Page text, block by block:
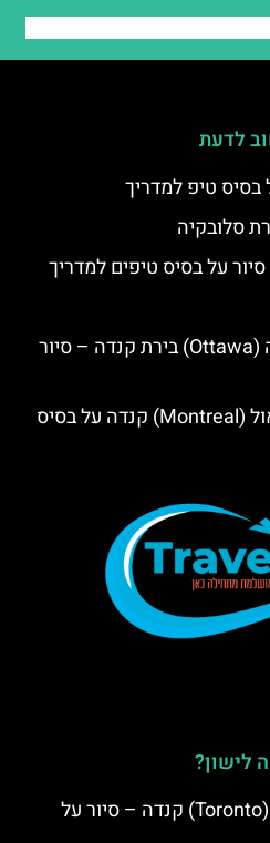
לדעת
בסיס טיפ למדריך
סלובקיה
על בסיס טיפים למדריך
סיורים חינמיים באוטוואה (Ottawa) בירת קנדה – סיור
סיורים חינמיים במונטריאול (Montreal) קנדה על בסיס
לישון?
סיורים חינמיים בטורונטו (Toronto) קנדה – סיור על